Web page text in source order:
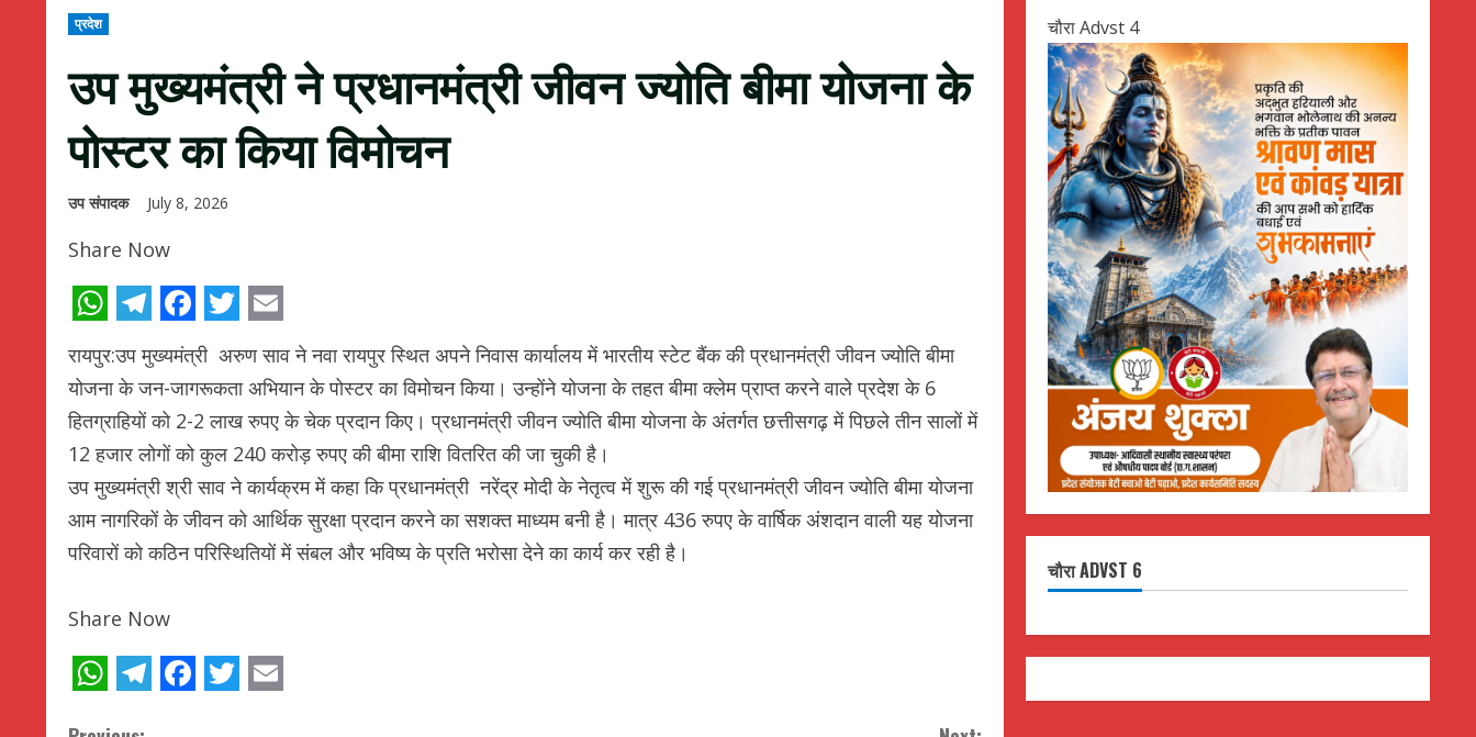
प्रदेश
उप मुख्यमंत्री ने प्रधानमंत्री जीवन ज्योति बीमा योजना के
पोस्टर का किया विमोचन
उप संपादक July 8, 2026
Share Now
WhatsApp
Telegram
Facebook
Twitter
Email
रायपुर:उप मुख्यमंत्री अरुण साव ने नवा रायपुर स्थित अपने निवास कार्यालय में भारतीय स्टेट बैंक की प्रधानमंत्री जीवन ज्योति बीमा
योजना के जन-जागरूकता अभियान के पोस्टर का विमोचन किया। उन्होंने योजना के तहत बीमा क्लेम प्राप्त करने वाले प्रदेश के 6
हितग्राहियों को 2-2 लाख रुपए के चेक प्रदान किए। प्रधानमंत्री जीवन ज्योति बीमा योजना के अंतर्गत छत्तीसगढ़ में पिछले तीन सालों में
12 हजार लोगों को कुल 240 करोड़ रुपए की बीमा राशि वितरित की जा चुकी है।
उप मुख्यमंत्री श्री साव ने कार्यक्रम में कहा कि प्रधानमंत्री नरेंद्र मोदी के नेतृत्व में शुरू की गई प्रधानमंत्री जीवन ज्योति बीमा योजना
आम नागरिकों के जीवन को आर्थिक सुरक्षा प्रदान करने का सशक्त माध्यम बनी है। मात्र 436 रुपए के वार्षिक अंशदान वाली यह योजना
परिवारों को कठिन परिस्थितियों में संबल और भविष्य के प्रति भरोसा देने का कार्य कर रही है।
Share Now
WhatsApp
Telegram
Facebook
Twitter
Email
चौरा Advst 4
चौरा ADVST 6